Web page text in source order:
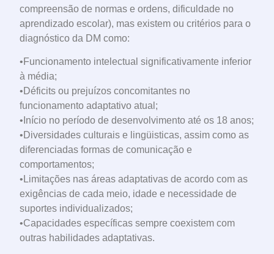
compreensão de normas e ordens, dificuldade no
aprendizado escolar), mas existem ou critérios para o
diagnóstico da DM como:
•Funcionamento intelectual significativamente inferior
à média;
•Déficits ou prejuízos concomitantes no
funcionamento adaptativo atual;
•Início no período de desenvolvimento até os 18 anos;
•Diversidades culturais e lingüisticas, assim como as
diferenciadas formas de comunicação e
comportamentos;
•Limitações nas áreas adaptativas de acordo com as
exigências de cada meio, idade e necessidade de
suportes individualizados;
•Capacidades específicas sempre coexistem com
outras habilidades adaptativas.